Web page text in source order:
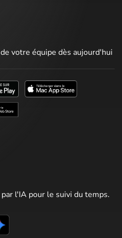
votre équipe dès aujourd'hui
l'IA pour le suivi du temps.